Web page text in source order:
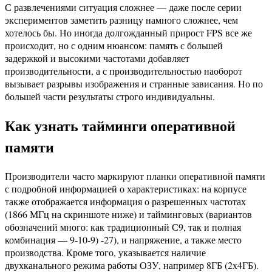
С развлечениями ситуация сложнее — даже после серии
экспериментов заметить разницу намного сложнее, чем
хотелось бы. Но иногда долгожданный прирост FPS все же
происходит, но с одним нюансом: память с большей
задержкой и высокими частотами добавляет
производительности, а с производительностью наоборот
вызывает разрывы изображения и странные зависания. Но по
большей части результаты строго индивидуальны.
Как узнать тайминги оперативной
памяти
Производители часто маркируют планки оперативной памяти
с подробной информацией о характеристиках: на корпусе
также отображается информация о разрешенных частотах
(1866 МГц на скриншоте ниже) и тайминговых (вариантов
обозначений много: как традиционный С9, так и полная
комбинация — 9-10-9) -27), и напряжение, а также место
производства. Кроме того, указывается наличие
двухканального режима работы ОЗУ, например 8ГБ (2х4ГБ).